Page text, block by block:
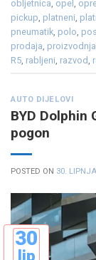
obljetnica opel
pickup platneni
pneumatik polo
prodaja proizvodnja
R5 rabljeni razvod
AUTO DIJELOVI
BYD Dolphin
pogon
POSTED ON 30.
30
lip